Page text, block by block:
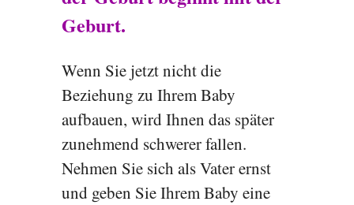
Geburt.
Wenn Sie jetzt nicht die
Beziehung zu Ihrem Baby
aufbauen, wird Ihnen das später
zunehmend schwerer fallen.
Nehmen Sie sich als Vater ernst
und geben Sie Ihrem Baby eine